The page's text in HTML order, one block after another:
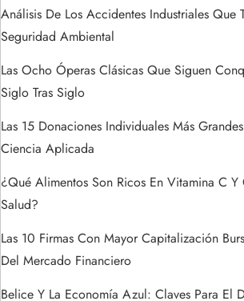
a
d
a
s
Análisis De Los Accidentes Industriales Que
Seguridad Ambiental
Las Ocho Óperas Clásicas Que Siguen
Siglo Tras Siglo
Las 15 Donaciones Individuales Más
Ciencia Aplicada
¿Qué Alimentos Son Ricos En Vitamina C Y
Salud?
Las 10 Firmas Con Mayor Capitalización
Del Mercado Financiero
Belice Y La Economía Azul: Claves Para El